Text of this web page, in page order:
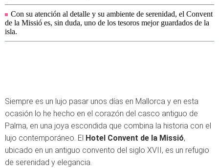
Con su atención al detalle y su ambiente de serenidad, el Convent
de la Missió es, sin duda, uno de los tesoros mejor guardados de la
isla.
Siempre es un lujo pasar unos días en Mallorca y en esta
ocasión lo he hecho en el corazón del casco antiguo de
Palma, en una joya escondida que combina la historia con el
lujo contemporáneo. El Hotel Convent de la Missió,
ubicado en un antiguo convento del siglo XVII, es un refugio
de serenidad y elegancia.